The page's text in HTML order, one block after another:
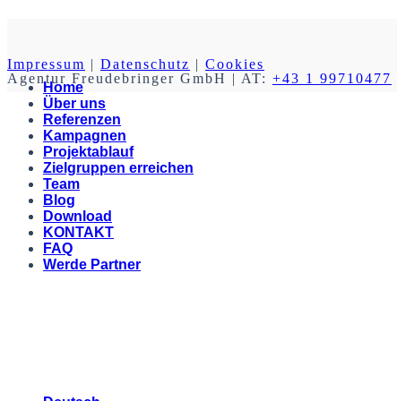
Impressum | Datenschutz | Cookies
Agentur Freudebringer GmbH | AT: +43 1 99710477
Home
Über uns
Referenzen
Kampagnen
Projektablauf
Zielgruppen erreichen
Team
Blog
Download
KONTAKT
FAQ
Werde Partner